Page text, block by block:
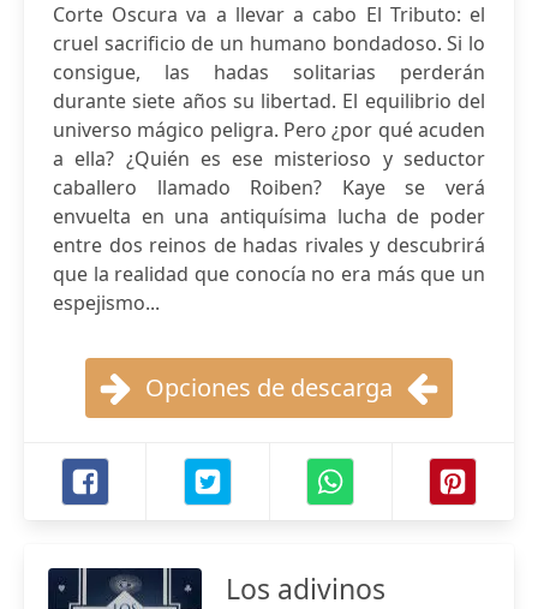
Corte Oscura va a llevar a cabo El Tributo: el
cruel sacrificio de un humano bondadoso. Si lo
consigue, las hadas solitarias perderán
durante siete años su libertad. El equilibrio del
universo mágico peligra. Pero ¿por qué acuden
a ella? ¿Quién es ese misterioso y seductor
caballero llamado Roiben? Kaye se verá
envuelta en una antiquísima lucha de poder
entre dos reinos de hadas rivales y descubrirá
que la realidad que conocía no era más que un
espejismo...
Opciones de descarga
Los adivinos